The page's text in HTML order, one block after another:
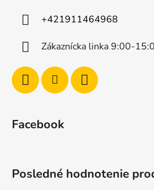
+421911464968
Zákaznícka linka 9:00-
Facebook
Posledné hodnotenie